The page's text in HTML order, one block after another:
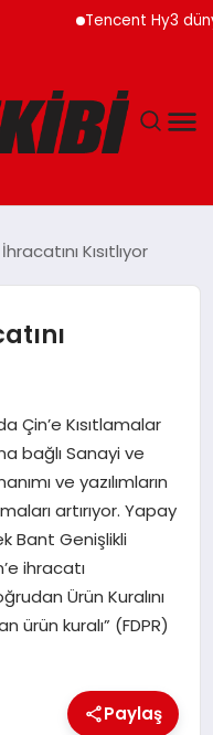
Tencent Hy3 dünya
Kısıtlıyor
Çin’e Kısıtlamalar
bağlı Sanayi ve
ve yazılımların
artırıyor. Yapay
Bant Genişlikli
ihracatı
Ürün Kuralını
ürün kuralı” (FDPR)
Paylaş